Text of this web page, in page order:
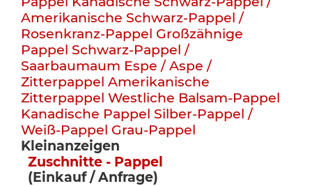
Amerikanische Schwarz-Pappel /
Rosenkranz-Pappel Großzähnige
Pappel Schwarz-Pappel /
Saarbaumaum Espe / Aspe /
Zitterpappel Amerikanische
Zitterpappel Westliche Balsam-Pappel
Kanadische Pappel Silber-Pappel /
Weiß-Pappel Grau-Pappel
Kleinanzeigen
Zuschnitte - Pappel
(Einkauf / Anfrage)